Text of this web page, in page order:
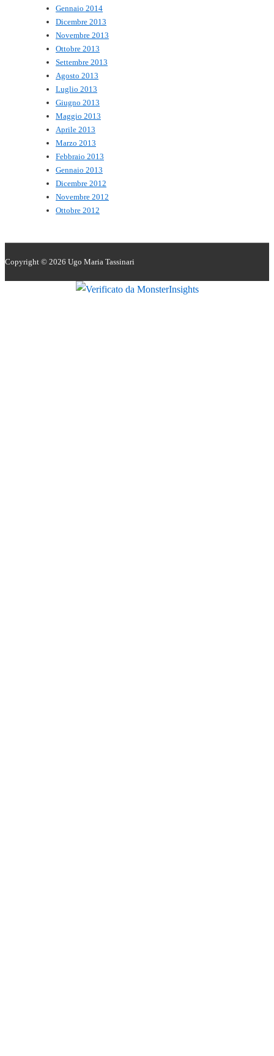
Gennaio 2014
Dicembre 2013
Novembre 2013
Ottobre 2013
Settembre 2013
Agosto 2013
Luglio 2013
Giugno 2013
Maggio 2013
Aprile 2013
Marzo 2013
Febbraio 2013
Gennaio 2013
Dicembre 2012
Novembre 2012
Ottobre 2012
Copyright © 2026 Ugo Maria Tassinari